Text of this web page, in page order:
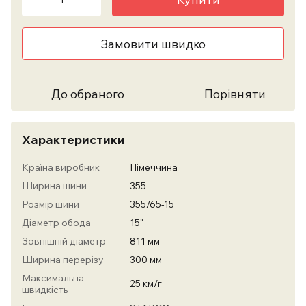
Замовити швидко
До обраного Порівняти
Характеристики
Країна виробник
Німеччина
Ширина шини
355
Розмір шини
355/65-15
Діаметр обода
15"
Зовнішній діаметр
811 мм
Ширина перерізу
300 мм
Максимальна
швидкість
25 км/г